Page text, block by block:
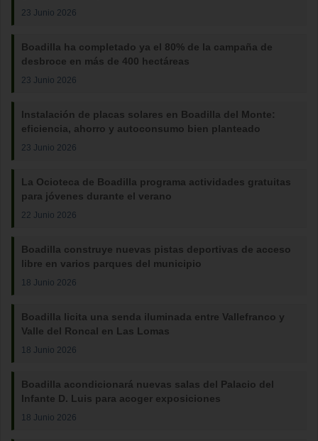
23 Junio 2026
Boadilla ha completado ya el 80% de la campaña de
desbroce en más de 400 hectáreas
23 Junio 2026
Instalación de placas solares en Boadilla del Monte:
eficiencia, ahorro y autoconsumo bien planteado
23 Junio 2026
La Ocioteca de Boadilla programa actividades gratuitas
para jóvenes durante el verano
22 Junio 2026
Boadilla construye nuevas pistas deportivas de acceso
libre en varios parques del municipio
18 Junio 2026
Boadilla licita una senda iluminada entre Vallefranco y
Valle del Roncal en Las Lomas
18 Junio 2026
Boadilla acondicionará nuevas salas del Palacio del
Infante D. Luis para acoger exposiciones
18 Junio 2026